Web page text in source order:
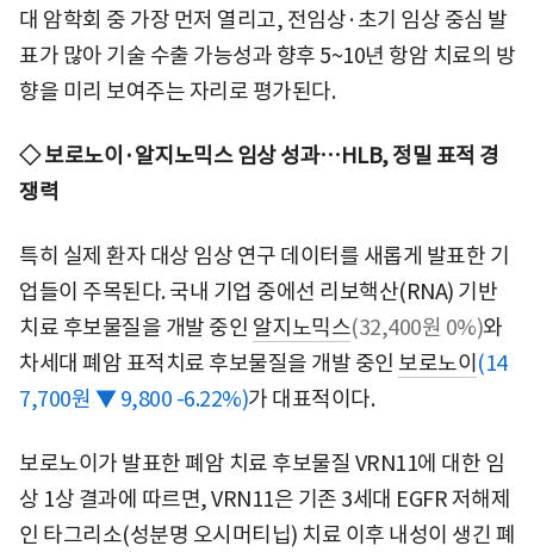
대 암학회 중 가장 먼저 열리고, 전임상·초기 임상 중심 발
표가 많아 기술 수출 가능성과 향후 5~10년 항암 치료의 방
향을 미리 보여주는 자리로 평가된다.
◇ 보로노이·알지노믹스 임상 성과…HLB, 정밀 표적 경
쟁력
특히 실제 환자 대상 임상 연구 데이터를 새롭게 발표한 기
업들이 주목된다. 국내 기업 중에선 리보핵산(RNA) 기반
치료 후보물질을 개발 중인 알지노믹스(32,400원 0%)와
차세대 폐암 표적치료 후보물질을 개발 중인 보로노이 (14
7,700원 ▼ 9,800 -6.22%)가 대표적이다.
보로노이가 발표한 폐암 치료 후보물질 VRN11에 대한 임
상 1상 결과에 따르면, VRN11은 기존 3세대 EGFR 저해제
인 타그리소(성분명 오시머티닙) 치료 이후 내성이 생긴 폐